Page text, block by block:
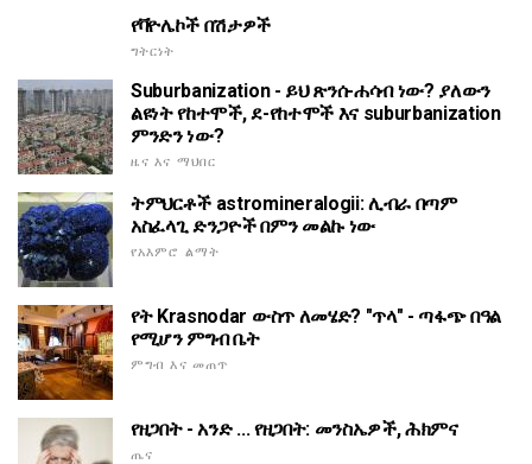
የቫዮሌኮች በሽታዎች
ግትርነት
Suburbanization - ይህ ጽንሰ-ሐሳብ ነው? ያለውን
ልዩነት የከተሞች, ደ-የከተሞች እና suburbanization
ምንድን ነው?
ዜና እና ማህበር
ትምህርቶች astromineralogii: ሊብራ በጣም
አስፈላጊ ድንጋዮች በምን መልኩ ነው
የአእምሮ ልማት
የት Krasnodar ውስጥ ለመሄድ? "ጥላ" - ጣፋጭ በዓል
የሚሆን ምግብ ቤት
ምግብ እና መጠጥ
የዘጋበት - አንድ ... የዘጋበት: መንስኤዎች, ሕክምና
ጤና